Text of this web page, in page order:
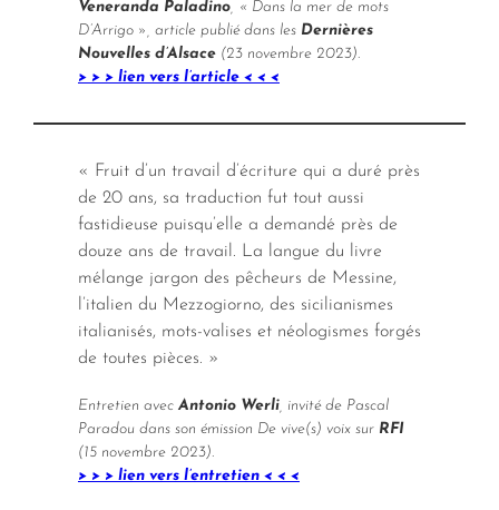
Veneranda Paladino , « Dans la mer de mots
D’Arrigo », article publié dans les Dernières
Nouvelles d’Alsace (23 novembre 2023).
> > > lien vers l’article < < <
« Fruit d’un travail d’écriture qui a duré près
de 20 ans, sa traduction fut tout aussi
fastidieuse puisqu’elle a demandé près de
douze ans de travail. La langue du livre
mélange jargon des pêcheurs de Messine,
l’italien du Mezzogiorno, des sicilianismes
italianisés, mots-valises et néologismes forgés
de toutes pièces. »
Entretien avec Antonio Werli , invité de Pascal
Paradou dans son émission De vive(s) voix sur RFI
(15 novembre 2023).
> > > lien vers l’entretien < < <